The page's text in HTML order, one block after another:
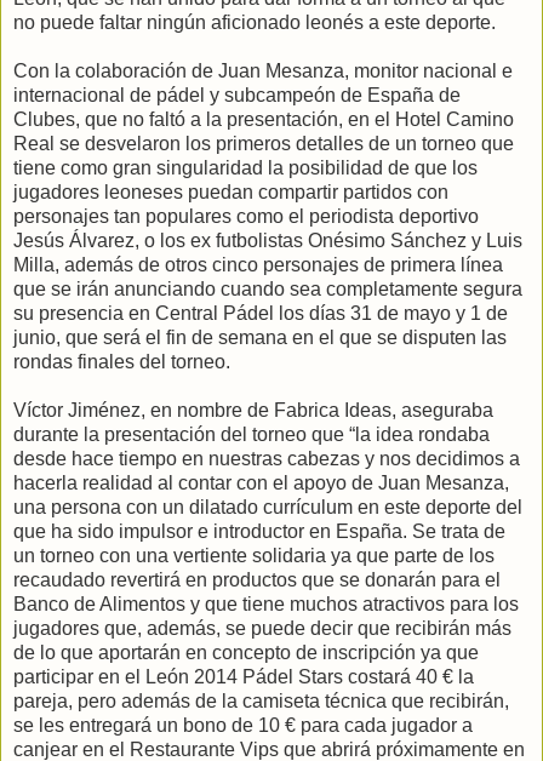
no puede faltar ningún aficionado leonés a este deporte.
Con la colaboración de Juan Mesanza, monitor nacional e
internacional de pádel y subcampeón de España de
Clubes, que no faltó a la presentación, en el Hotel Camino
Real se desvelaron los primeros detalles de un torneo que
tiene como gran singularidad la posibilidad de que los
jugadores leoneses puedan compartir partidos con
personajes tan populares como el periodista deportivo
Jesús Álvarez, o los ex futbolistas Onésimo Sánchez y Luis
Milla, además de otros cinco personajes de primera línea
que se irán anunciando cuando sea completamente segura
su presencia en Central Pádel los días 31 de mayo y 1 de
junio, que será el fin de semana en el que se disputen las
rondas finales del torneo.
Víctor Jiménez, en nombre de Fabrica Ideas, aseguraba
durante la presentación del torneo que “la idea rondaba
desde hace tiempo en nuestras cabezas y nos decidimos a
hacerla realidad al contar con el apoyo de Juan Mesanza,
una persona con un dilatado currículum en este deporte del
que ha sido impulsor e introductor en España. Se trata de
un torneo con una vertiente solidaria ya que parte de los
recaudado revertirá en productos que se donarán para el
Banco de Alimentos y que tiene muchos atractivos para los
jugadores que, además, se puede decir que recibirán más
de lo que aportarán en concepto de inscripción ya que
participar en el León 2014 Pádel Stars costará 40 € la
pareja, pero además de la camiseta técnica que recibirán,
se les entregará un bono de 10 € para cada jugador a
canjear en el Restaurante Vips que abrirá próximamente en